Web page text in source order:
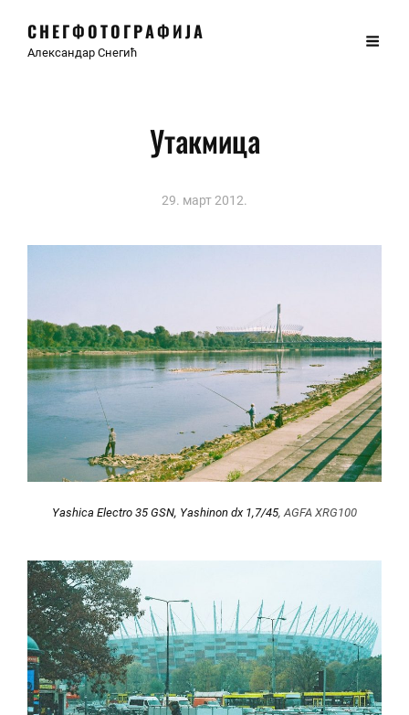
СНЕГФОТОГРАФИЈА
Александар Снегић
Утакмица
29. март 2012.
Yashica Electro 35 GSN, Yashinon dx 1,7/45, AGFA XRG100